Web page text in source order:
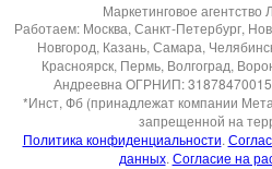
Маркетинговое
Работаем: Москва, Санкт-Петербург,
Новгород, Казань, Самара,
Красноярск, Пермь, Волгоград,
Андреевна ОГРНИП:
*Инст, Фб (принадлежат компании
запрещенной на
Политика конфиденциальности.
данных.Согласие на